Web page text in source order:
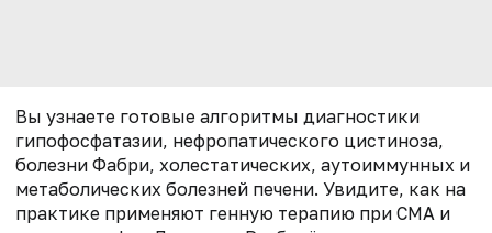
Вы узнаете готовые алгоритмы диагностики
гипофосфатазии, нефропатического цистиноза,
болезни Фабри, холестатических, аутоиммунных и
метаболических болезней печени. Увидите, как на
практике применяют генную терапию при СМА и